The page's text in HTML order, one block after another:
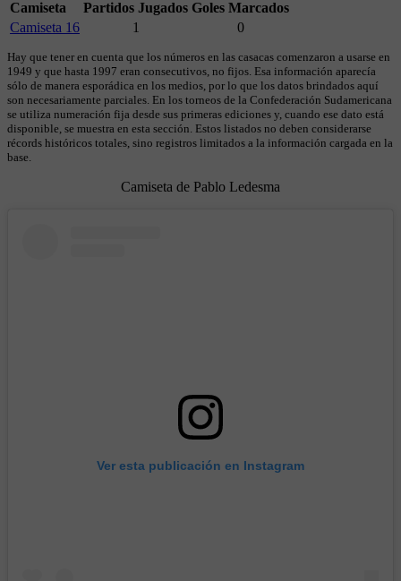
Camiseta Partidos Jugados Goles Marcados
Camiseta 16
1 0
Hay que tener en cuenta que los números en las casacas comenzaron a usarse en
1949 y que hasta 1997 eran consecutivos, no fijos. Esa información aparecía
sólo de manera esporádica en los medios, por lo que los datos brindados aquí
son necesariamente parciales. En los torneos de la Confederación Sudamericana
se utiliza numeración fija desde sus primeras ediciones y, cuando ese dato está
disponible, se muestra en esta sección. Estos listados no deben considerarse
récords históricos totales, sino registros limitados a la información cargada en la
base.
Camiseta de Pablo Ledesma
Ver esta publicación en Instagram